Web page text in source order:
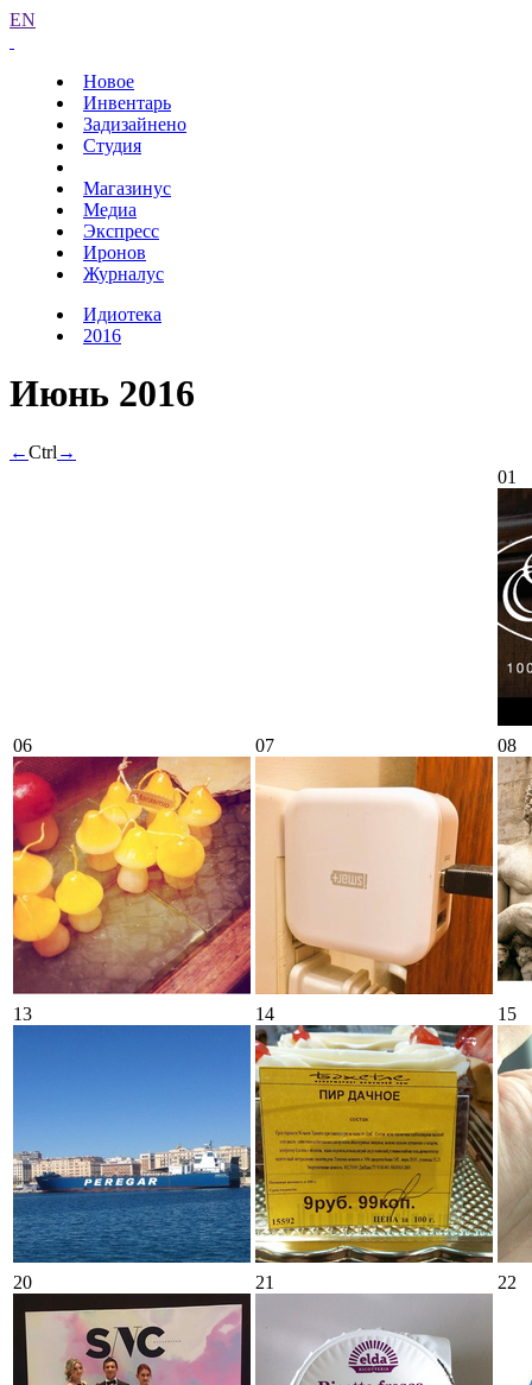
EN
Новое
Инвентарь
Задизайнено
Студия
Магазинус
Медиа
Экспресс
Иронов
Журналус
Идиотека
2016
Июнь 2016
←Ctrl →
01
06 07 08
13 14 15
20 21 22